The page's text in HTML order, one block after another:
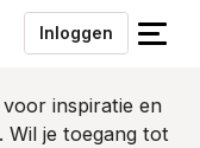
Inloggen
S
u
i
inspiratie en
Wil je toegang tot